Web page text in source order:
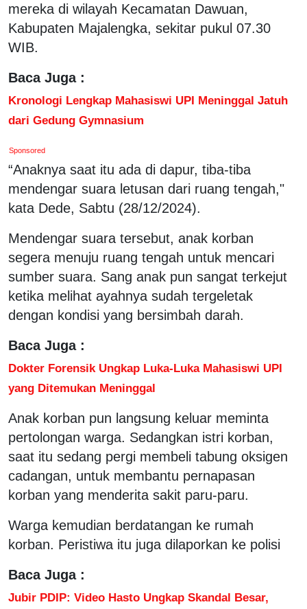
mereka di wilayah Kecamatan Dawuan,
Kabupaten Majalengka, sekitar pukul 07.30
WIB.
Baca Juga :
Kronologi Lengkap Mahasiswi UPI Meninggal Jatuh
dari Gedung Gymnasium
Sponsored
“Anaknya saat itu ada di dapur, tiba-tiba
mendengar suara letusan dari ruang tengah,"
kata Dede, Sabtu (28/12/2024).
Mendengar suara tersebut, anak korban
segera menuju ruang tengah untuk mencari
sumber suara. Sang anak pun sangat terkejut
ketika melihat ayahnya sudah tergeletak
dengan kondisi yang bersimbah darah.
Baca Juga :
Dokter Forensik Ungkap Luka-Luka Mahasiswi UPI
yang Ditemukan Meninggal
Anak korban pun langsung keluar meminta
pertolongan warga. Sedangkan istri korban,
saat itu sedang pergi membeli tabung oksigen
cadangan, untuk membantu pernapasan
korban yang menderita sakit paru-paru.
Warga kemudian berdatangan ke rumah
korban. Peristiwa itu juga dilaporkan ke polisi
Baca Juga :
Jubir PDIP: Video Hasto Ungkap Skandal Besar,